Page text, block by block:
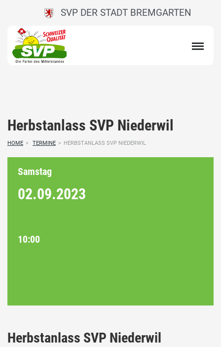
SVP DER STADT BREMGARTEN
Herbstanlass SVP Niederwil
HOME > TERMINE > HERBSTANLASS SVP NIEDERWIL
Samstag
02.09.2023
10:00
Herbstanlass SVP Niederwil